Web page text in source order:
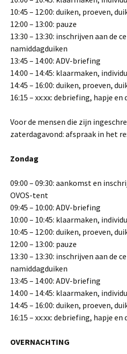
10:45 – 12:00: duiken, proeven,
12:00 – 13:00: pauze
13:30 – 13:30: inschrijven aan de
namiddagduiken
13:45 – 14:00: ADV-briefing
14:00 – 14:45: klaarmaken,
14:45 – 16:00: duiken, proeven,
16:15 – xx:xx: debriefing, hapje
Voor de mensen die zijn
zaterdagavond: afspraak in het
Zondag
09:00 – 09:30: aankomst en
OVOS-tent
09:45 – 10:00: ADV-briefing
10:00 – 10:45: klaarmaken,
10:45 – 12:00: duiken, proeven,
12:00 – 13:00: pauze
13:30 – 13:30: inschrijven aan de
namiddagduiken
13:45 – 14:00: ADV-briefing
14:00 – 14:45: klaarmaken,
14:45 – 16:00: duiken, proeven,
16:15 – xx:xx: debriefing, hapje
OVERNACHTING